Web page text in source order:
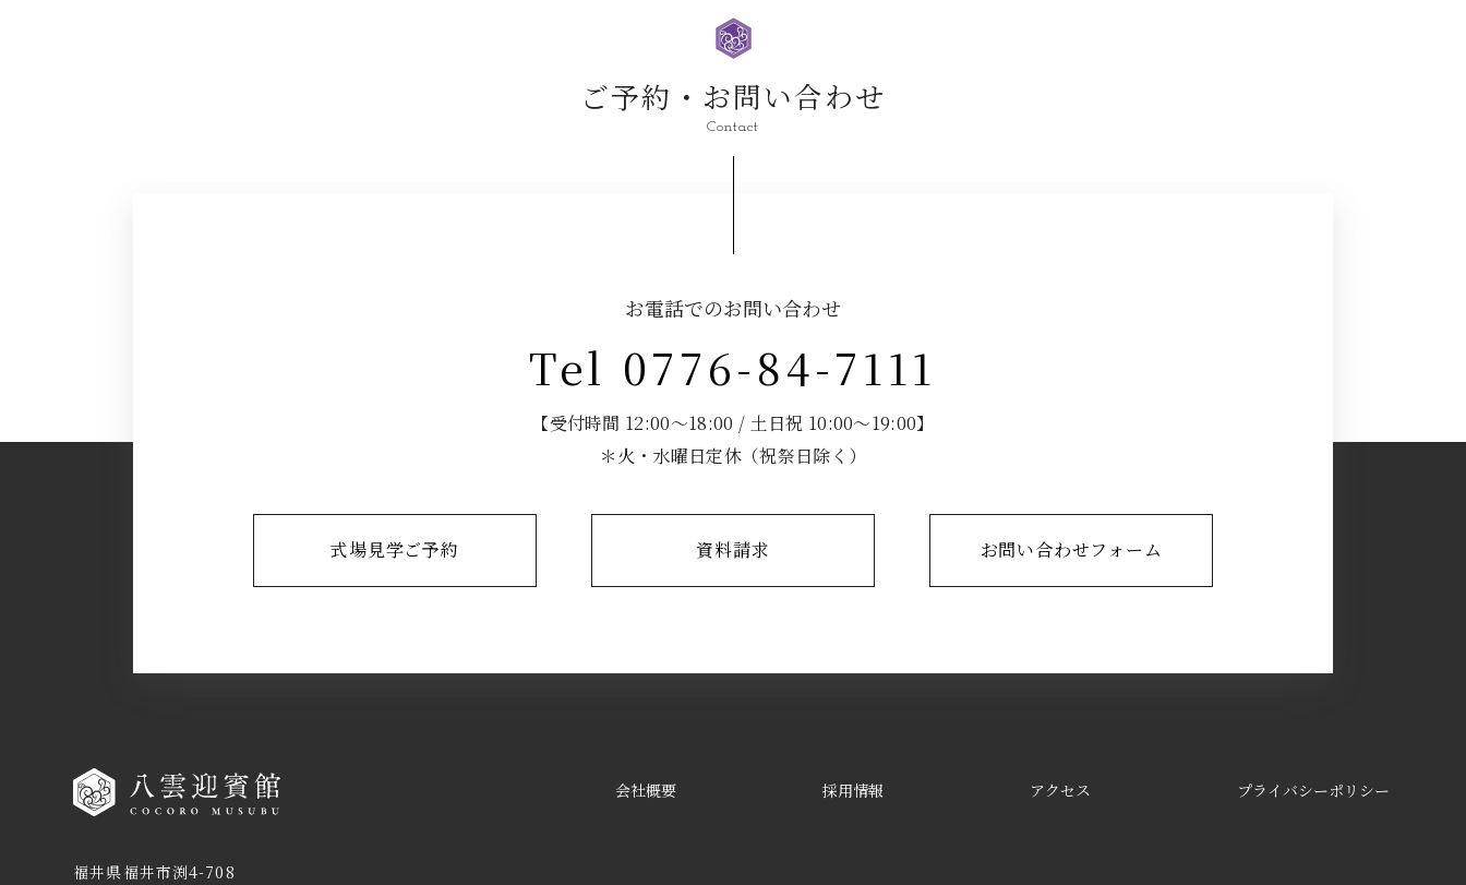
ご予約・お問い合わせ
Contact
お電話でのお問い合わせ
Tel 0776-84-7111
【受付時間 12:00～18:00 / 土日祝 10:00～19:00】
＊火・水曜日定休（祝祭日除く）
式場見学ご予約 資料請求 お問い合わせフォーム
福井県福井市渕4-708
会社概要 採用情報 アクセス プライバシーポリシー